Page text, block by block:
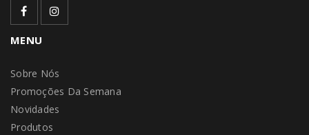
MENU
Sobre Nós
Promoções Da Semana
Novidades
Produtos